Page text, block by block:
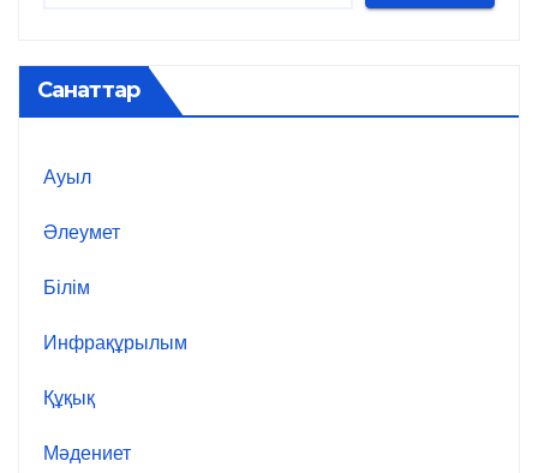
Санаттар
Ауыл
Әлеумет
Білім
Инфрақұрылым
Құқық
Мәдениет